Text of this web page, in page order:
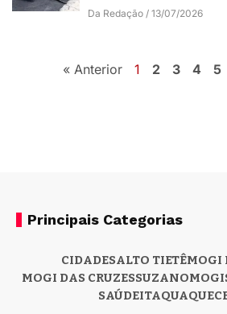
Da Redação 13/07/2026
« Anterior 1 2 3 4 5
Principais Categorias
CIDADESALTO TIETÊMOGI
MOGI DAS CRUZESSUZANOMOGI
SAÚDE